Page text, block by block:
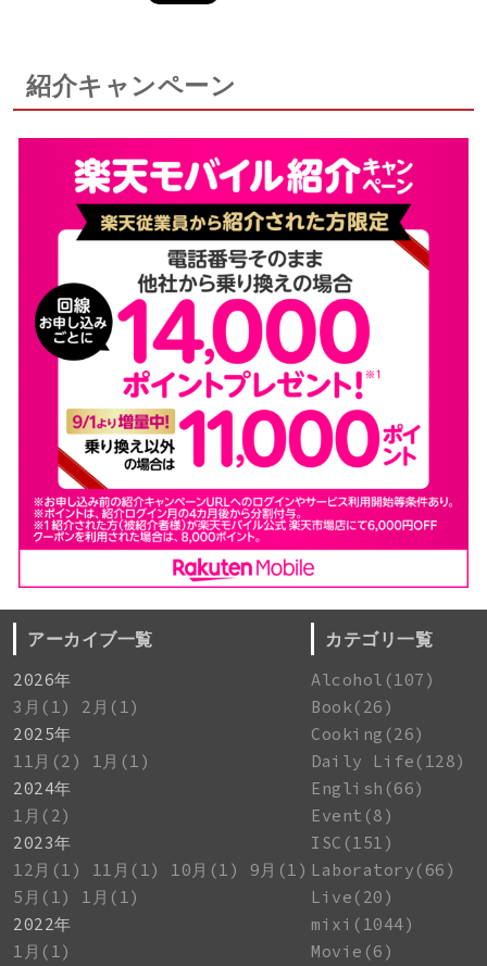
紹介キャンペーン
アーカイブ一覧
2026年
3月(1)
2月(1)
2025年
11月(2)
1月(1)
2024年
1月(2)
2023年
12月(1)
11月(1) 10月(1)
9月(1)
5月(1)
1月(1)
2022年
1月(1)
カテゴリ一覧
Alcohol(107)
Book(26)
Cooking(26)
Daily Life(128)
English(66)
Event(8)
ISC(151)
Laboratory(66)
Live(20)
mixi(1044)
Movie(6)